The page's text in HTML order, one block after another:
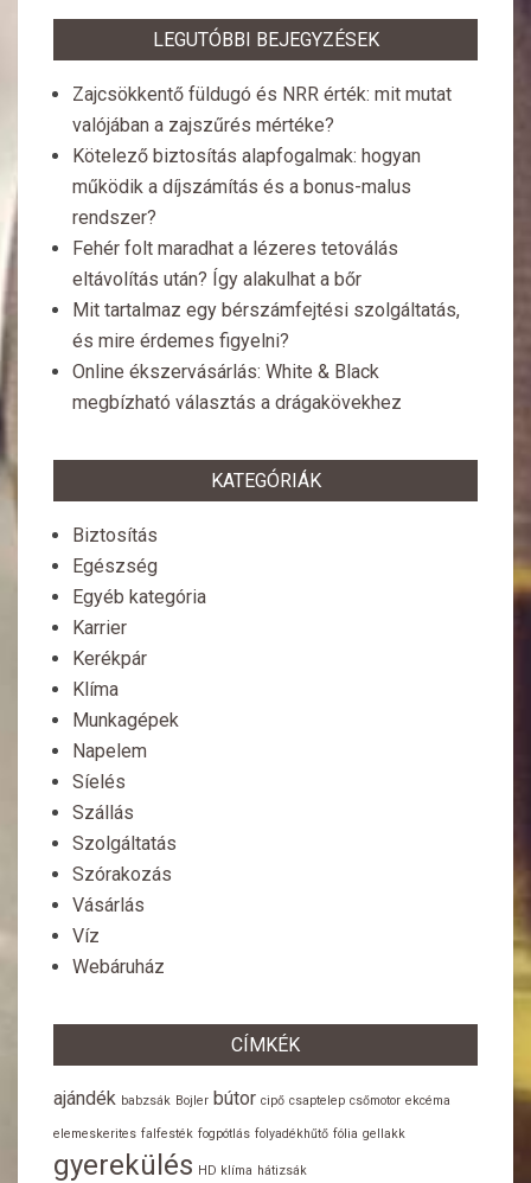
LEGUTÓBBI BEJEGYZÉSEK
Zajcsökkentő füldugó és NRR érték: mit mutat
valójában a zajszűrés mértéke?
Kötelező biztosítás alapfogalmak: hogyan
működik a díjszámítás és a bonus-malus
rendszer?
Fehér folt maradhat a lézeres tetoválás
eltávolítás után? Így alakulhat a bőr
Mit tartalmaz egy bérszámfejtési szolgáltatás,
és mire érdemes figyelni?
Online ékszervásárlás: White & Black
megbízható választás a drágakövekhez
KATEGÓRIÁK
Biztosítás
Egészség
Egyéb kategória
Karrier
Kerékpár
Klíma
Munkagépek
Napelem
Síelés
Szállás
Szolgáltatás
Szórakozás
Vásárlás
Víz
Webáruház
CÍMKÉK
ajándék babzsák Bojler bútor cipő csaptelep csőmotor ekcéma
elemeskerites falfesték fogpótlás folyadékhűtő fólia gellakk
gyerekülés HD klíma hátizsák